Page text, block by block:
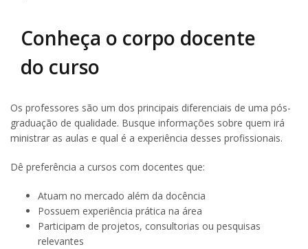
Conheça o corpo docente
do curso
Os professores são um dos principais diferenciais de uma pós-
graduação de qualidade. Busque informações sobre quem irá
ministrar as aulas e qual é a experiência desses profissionais.
Dê preferência a cursos com docentes que:
Atuam no mercado além da docência
Possuem experiência prática na área
Participam de projetos, consultorias ou pesquisas
relevantes